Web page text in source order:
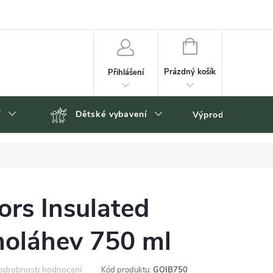
Přihlášení
NÁKUPNÍ
Prázdný košík
Dětské vybavení Výprodej
Insulated
750 ml
hodnocení Kód produktu: GOIB750